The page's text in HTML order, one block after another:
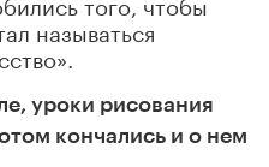
называться
уроки рисования
кончались и о нем